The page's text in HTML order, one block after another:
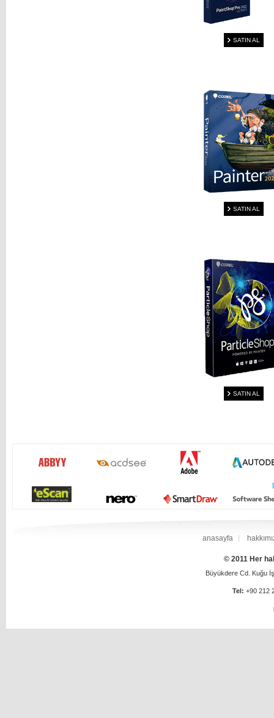
SATIN AL
SATIN AL
SATIN AL
anasayfa
© 2011 Her
Büyükdere Cd. Kuğu
Tel: +90 212